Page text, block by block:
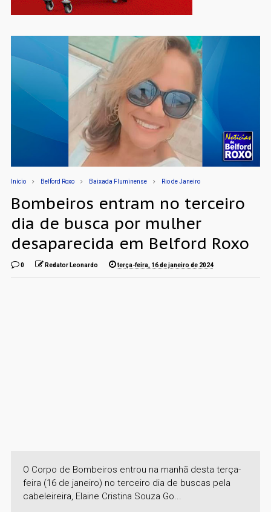
Início Belford Roxo Baixada Fluminense Rio de Janeiro
Bombeiros entram no terceiro
dia de busca por mulher
desaparecida em Belford Roxo
0 Redator Leonardo terça-feira, 16 de janeiro de 2024
O Corpo de Bombeiros entrou na manhã desta terça-
feira (16 de janeiro) no terceiro dia de buscas pela
cabeleireira, Elaine Cristina Souza Go...